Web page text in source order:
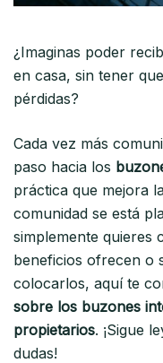
¿Imaginas poder
en casa, sin tener
pérdidas?
Cada vez más
paso hacia los
práctica que mejora
comunidad se está
simplemente quieres
beneficios ofrecen o
colocarlos, aquí te
sobre los buzones
propietarios. ¡Sigue
dudas!